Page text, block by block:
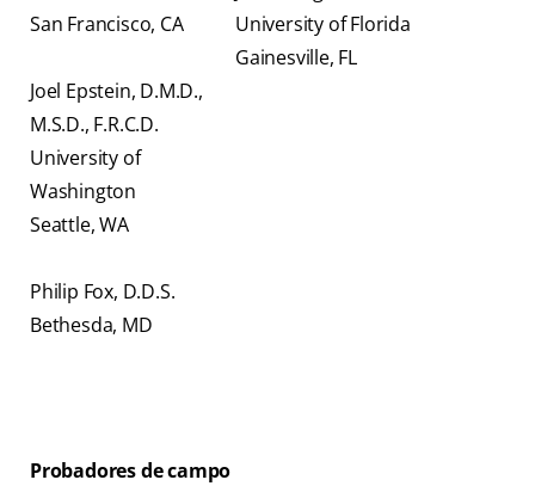
San Francisco, CA
Joel Epstein, D.M.D.,
M.S.D., F.R.C.D.
University of
Washington
Seattle, WA
Philip Fox, D.D.S.
Bethesda, MD
University of Florida
Gainesville, FL
Probadores de campo